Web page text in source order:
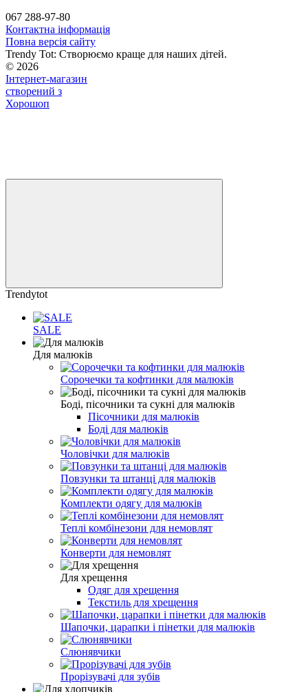
067 288-97-80
Контактна інформація
Повна версія сайту
Trendy Tot: Створюємо краще для наших дітей.
© 2026
Інтернет-магазин
створений з
Хорошоп
Trendytot
SALE
Для малюків
Сорочечки та кофтинки для малюків
Боді, пісочники та сукні для малюків
Пісочники для малюків
Боді для малюків
Чоловічки для малюків
Повзунки та штанці для малюків
Комплекти одягу для малюків
Теплі комбінезони для немовлят
Конверти для немовлят
Для хрещення
Одяг для хрещення
Текстиль для хрещення
Шапочки, царапки і пінетки для малюків
Слюнявчики
Прорізувачі для зубів